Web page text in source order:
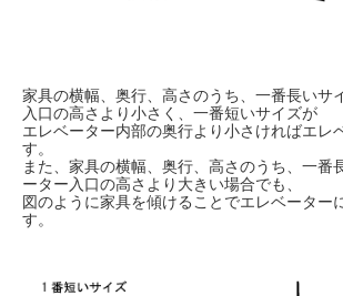
家具の横幅、奥行、高さのうち、一番長いサ
入口の高さより小さく、一番短いサイズが
エレベーター内部の奥行より小さければエレ
す。
また、家具の横幅、奥行、高さのうち、一番
ーター入口の高さより大きい場合でも、
図のように家具を傾けることでエレベーター
す。